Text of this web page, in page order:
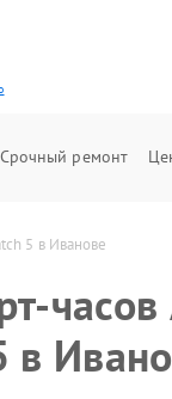
Срочный ремонт
5 в Иванове
часов
в